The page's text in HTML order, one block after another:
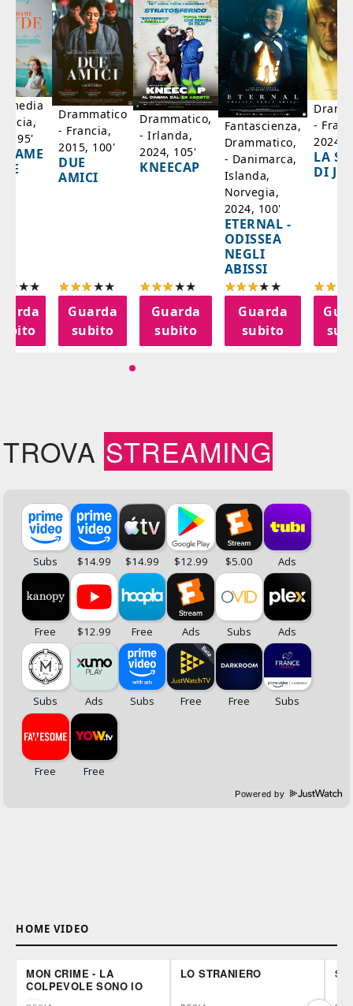
95'
Drammatico
- Francia,
2015, 100'
DUE
AMICI
Guarda
subito
Drammatico,
- Irlanda,
2024, 105'
KNEECAP
Guarda
subito
Fantascienza,
Drammatico,
- Danimarca,
Islanda,
Norvegia,
2024, 100'
ETERNAL -
ODISSEA
NEGLI
ABISSI
Guarda
subito
-
2024,
LA
DI
TROVA STREAMING
Powered by
HOME VIDEO
MON CRIME - LA
COLPEVOLE SONO IO
LO STRANIERO